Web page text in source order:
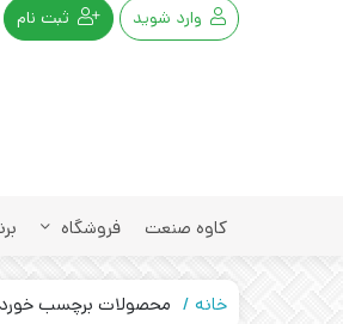
وارد شوید ثبت نام
کاوه صنعت فروشگاه
خانه محصولات برچسب